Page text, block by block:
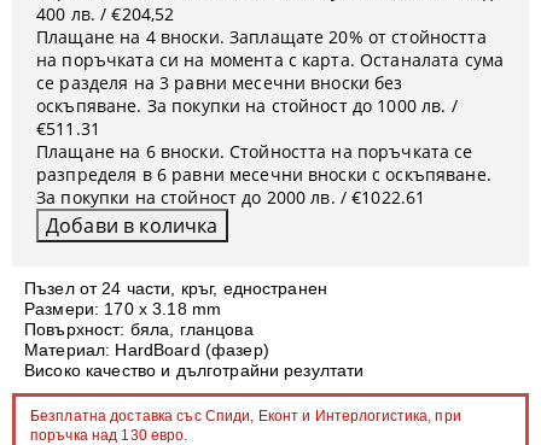
Пъзел от 24 части, кръг, едностранен
Размери: 170 х 3.18 mm
Повърхност: бяла, гланцова
Материал: HardBoard (фазер)
Високо качество и дълготрайни резултати
Безплатна доставка със Спиди, Еконт и Интерлогистика, при
поръчка над 130 евро.
400 лв. / €204,52
Плащане на 4 вноски. Заплащате 20% от стойността
на поръчката си на момента с карта. Останалата сума
се разделя на 3 равни месечни вноски без
оскъпяване. За покупки на стойност до 1000 лв. /
€511.31
Плащане на 6 вноски. Стойността на поръчката се
разпределя в 6 равни месечни вноски с оскъпяване.
За покупки на стойност до 2000 лв. / €1022.61